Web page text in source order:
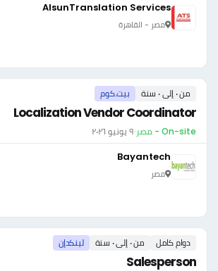
AlsunTranslation Services
مصر - القاهرة
من ٠ إلى ٠ سنة بيت.كوم
Localization Vendor Coordinator
On-site - مصر ·٩ يونيو ٢٠٢٦
Bayantech
مصر
دوام كامل من ٠ إلى ٠ سنة لينكدإن
Salesperson